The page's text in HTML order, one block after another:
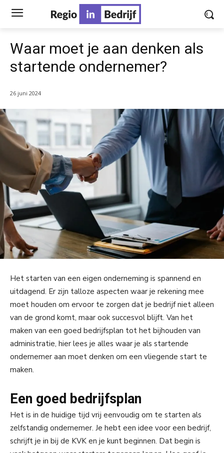
Waar moet je aan denken als
startende ondernemer?
26 juni 2024
Het starten van een eigen onderneming is spannend en
uitdagend. Er zijn talloze aspecten waar je rekening mee
moet houden om ervoor te zorgen dat je bedrijf niet alleen
van de grond komt, maar ook succesvol blijft. Van het
maken van een goed bedrijfsplan tot het bijhouden van
administratie, hier lees je alles waar je als startende
ondernemer aan moet denken om een vliegende start te
maken.
Een goed bedrijfsplan
Het is in de huidige tijd vrij eenvoudig om te starten als
zelfstandig ondernemer. Je hebt een idee voor een bedrijf,
schrijft je in bij de KVK en je kunt beginnen. Dat begin is